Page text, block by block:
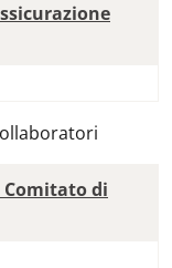
Comitato di